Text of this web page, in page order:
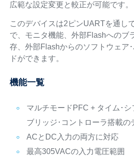
広範な設定変更と較正が可能です。
このデバイスは2ピンUARTを通し
で、モニタ機能、外部Flashへのブ
存、外部Flashからのソフトウェア
ドができます。
機能一覧
マルチモードPFC + タイム･
ブリッジ･コントローラ搭載の
ACとDC入力の両方に対応
最高305VACの入力電圧範囲